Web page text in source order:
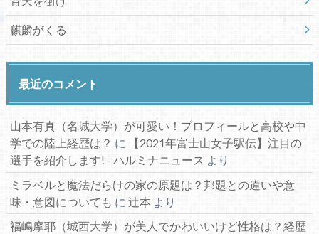
麒麟がくる
最近のコメント
山本有真（名城大学）が可愛い！プロフィールと高校や中
学での陸上経歴は？ に
【2021年富士山女子駅伝】注目の
選手を紹介します! - ハルミナニュース より
ミラベルと魔法だらけの家の原題は？邦題との違いや意
味・意図についても に 辻本 より
福嶋摩耶（城西大学）が美人でかわいいけど性格は？経歴